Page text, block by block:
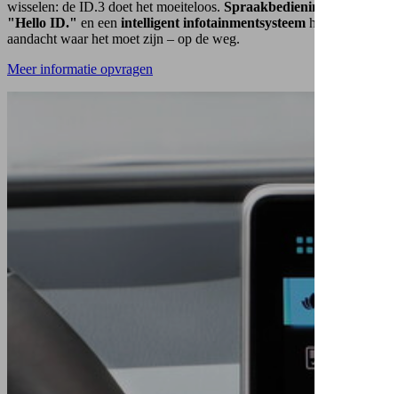
wisselen: de ID.3 doet het moeiteloos. Spraakbediening met
"Hello ID." en een intelligent infotainmentsysteem houden uw
aandacht waar het moet zijn – op de weg.
Meer informatie opvragen